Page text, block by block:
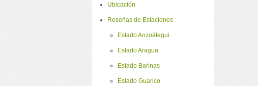
Ubicación
Reseñas de Estaciones
Estado Anzoátegui
Estado Aragua
Estado Barinas
Estado Guarico